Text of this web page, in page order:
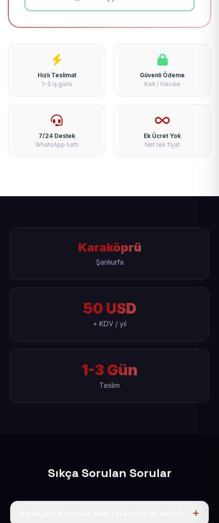
Hızlı Teslimat
1-3 iş günü
Güvenli Ödeme
Kart / Havale
7/24 Destek
WhatsApp hattı
Ek Ücret Yok
Net tek fiyat
Karaköprü
Şanlıurfa
50 USD
+ KDV / yıl
1-3 Gün
Teslim
Sıkça Sorulan Sorular